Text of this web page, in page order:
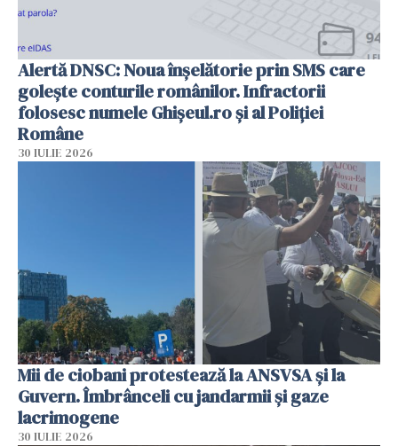
Alertă DNSC: Noua înșelătorie prin SMS care
golește conturile românilor. Infractorii
folosesc numele Ghișeul.ro și al Poliției
Române
30 IULIE 2026
Mii de ciobani protestează la ANSVSA și la
Guvern. Îmbrânceli cu jandarmii și gaze
lacrimogene
30 IULIE 2026